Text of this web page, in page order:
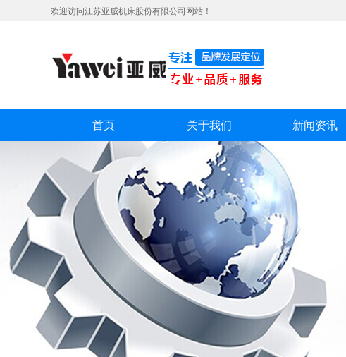
欢迎访问江苏亚威机床股份有限公司网站！
首页 关于我们 新闻资讯